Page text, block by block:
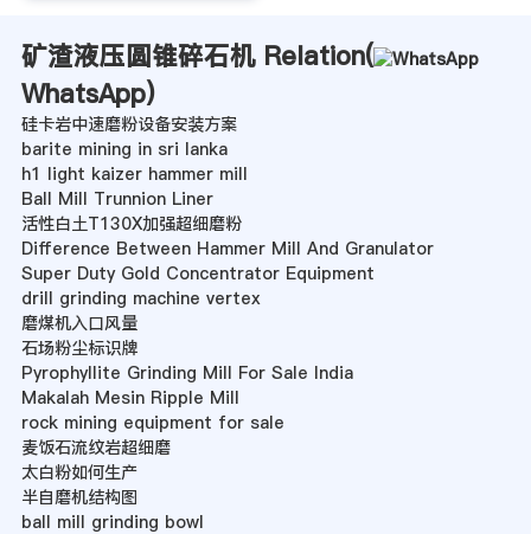
矿渣液压圆锥碎石机 Relation(
WhatsApp)
硅卡岩中速磨粉设备安装方案
barite mining in sri lanka
h1 light kaizer hammer mill
Ball Mill Trunnion Liner
活性白土T130X加强超细磨粉
Difference Between Hammer Mill And Granulator
Super Duty Gold Concentrator Equipment
drill grinding machine vertex
磨煤机入口风量
石场粉尘标识牌
Pyrophyllite Grinding Mill For Sale India
Makalah Mesin Ripple Mill
rock mining equipment for sale
麦饭石流纹岩超细磨
太白粉如何生产
半自磨机结构图
ball mill grinding bowl